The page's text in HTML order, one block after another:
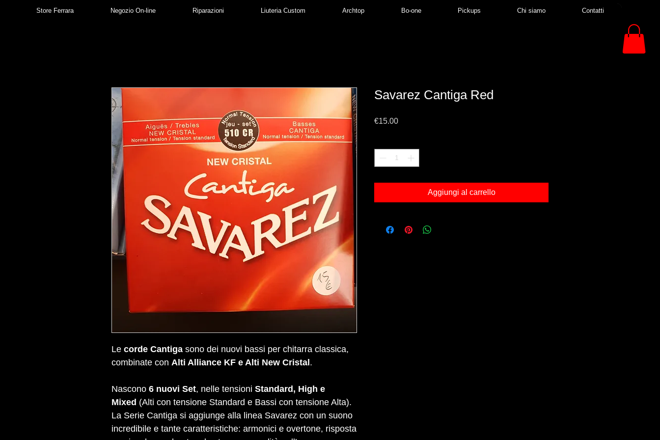
Store Ferrara Negozio On-line Riparazioni Liuteria Custom Archtop Bo-one Pickups Chi siamo Contatti
Le corde Cantiga sono dei nuovi bassi per chitarra classica,
combinate con Alti Alliance KF e Alti New Cristal .
Nascono 6 nuovi Set, nelle tensioni Standard, High e
Mixed (Alti con tensione Standard e Bassi con tensione Alta).
La Serie Cantiga si aggiunge alla linea Savarez con un suono
incredibile e tante caratteristiche: armonici e overtone, risposta
Savarez Cantiga Red
€15.00Prezzo
Aggiungi al carrello